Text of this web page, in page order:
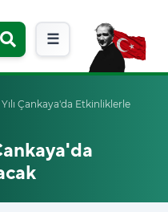
☰
Çankaya'da Etkinliklerle